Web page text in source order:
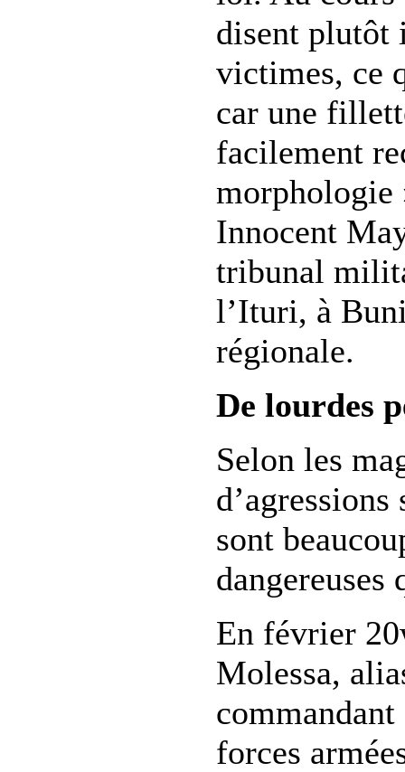
disent plutôt
victimes, ce
car une
facilement
Innocent
tribunal
l’Ituri, à
régionale.
De lourdes
Selon les
sont
dangereuses
En février
Molessa,
forces